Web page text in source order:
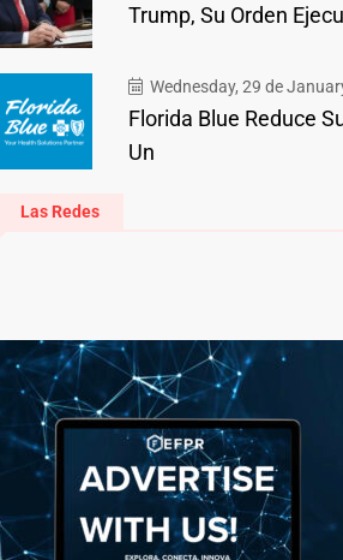
Trump, Su Orden
Wednesday, 29 de
Florida Blue Reduce
Un
Las Redes